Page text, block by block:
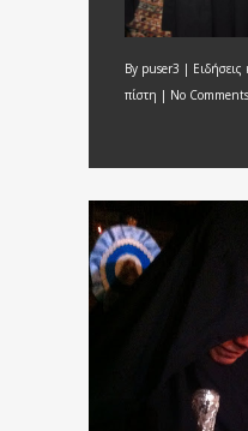
By puser3 | Ειδήσεις
πίστη | No Comments